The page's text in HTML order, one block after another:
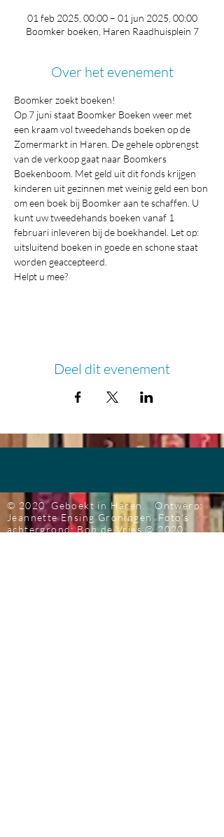
01 feb 2025, 00:00 – 01 jun 2025, 00:00
Boomker boeken, Haren Raadhuisplein 7
Over het evenement
Boomker zoekt boeken!
Op 7 juni staat Boomker Boeken weer met
een kraam vol tweedehands boeken op de
Zomermarkt in Haren. De gehele opbrengst
van de verkoop gaat naar Boomkers
Boekenboom. Met geld uit dit fonds krijgen
kinderen uit gezinnen met weinig geld een bon
om een boek bij Boomker aan te schaffen. U
kunt uw tweedehands boeken vanaf 1
februari inleveren bij de boekhandel. Let op:
uitsluitend boeken in goede en schone staat
worden geaccepteerd.
Helpt u mee?
Deel dit evenement
© 2020 Geboekt in Haren.Ontwerp:
Jeannette EnsingGroningenFoto's
achtergrond: Bob de Vries @ 2020